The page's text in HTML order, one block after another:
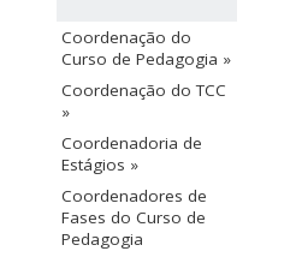
Coordenação do
Curso de Pedagogia »
Coordenação do TCC
»
Coordenadoria de
Estágios »
Coordenadores de
Fases do Curso de
Pedagogia